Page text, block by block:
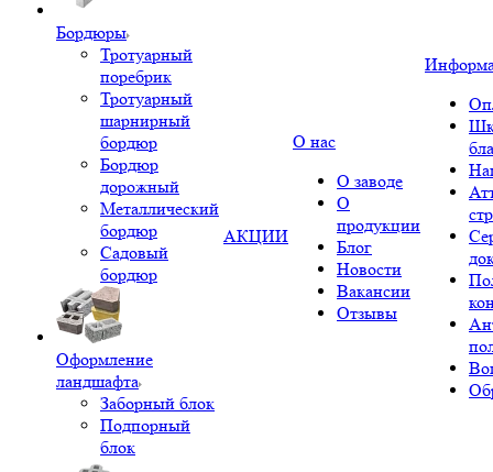
Бордюры
Тротуарный
поребрик
Тротуарный
шарнирный
бордюр
Бордюр
дорожный
Металлический
бордюр
Садовый
бордюр
Оформление
ландшафта
Заборный блок
Подпорный
блок
АКЦИИ
О нас
О заводе
О
продукции
Блог
Новости
Вакансии
Отзывы